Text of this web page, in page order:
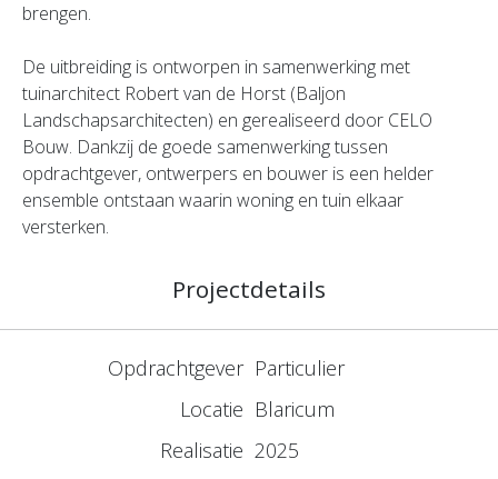
brengen.
De uitbreiding is ontworpen in samenwerking met
tuinarchitect Robert van de Horst (Baljon
Landschapsarchitecten) en gerealiseerd door CELO
Bouw. Dankzij de goede samenwerking tussen
opdrachtgever, ontwerpers en bouwer is een helder
ensemble ontstaan waarin woning en tuin elkaar
versterken.
Projectdetails
Opdrachtgever Particulier
Locatie Blaricum
Realisatie 2025